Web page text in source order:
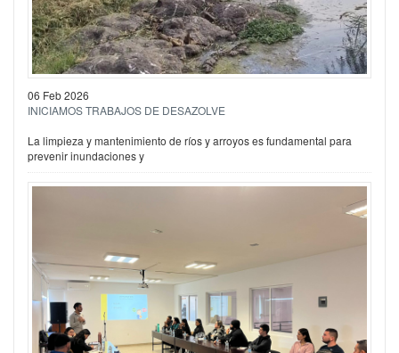
06 Feb 2026
INICIAMOS TRABAJOS DE DESAZOLVE
La limpieza y mantenimiento de ríos y arroyos es fundamental para
prevenir inundaciones y